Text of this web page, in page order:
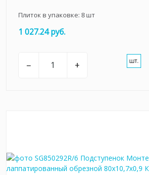
Плиток в упаковке: 8шт
1 027.24 руб.
– + шт.